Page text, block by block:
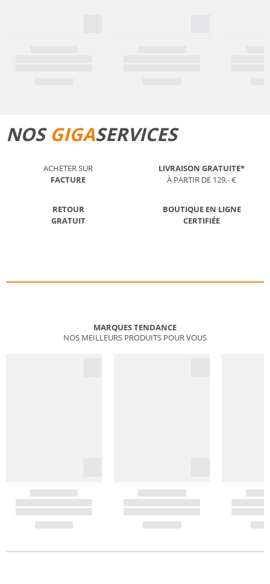
NOS GIGASERVICES
ACHETER SUR
FACTURE
LIVRAISON GRATUITE*
À PARTIR DE 129,- €
RETOUR
GRATUIT
BOUTIQUE EN LIGNE
CERTIFIÉE
MARQUES TENDANCE
NOS MEILLEURS PRODUITS POUR VOUS